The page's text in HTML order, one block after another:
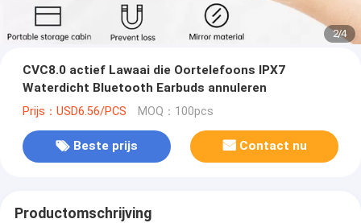
2/4
CVC8.0 actief Lawaai die Oortelefoons IPX7
Waterdicht Bluetooth Earbuds annuleren
Prijs：USD6.56/PCS MOQ：100pcs
Beste prijs Contact nu
Productomschrijving